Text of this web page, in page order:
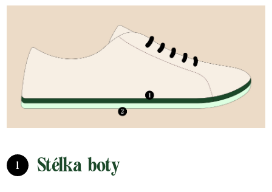
1 Stélka boty